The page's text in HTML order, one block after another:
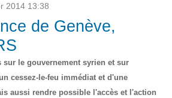
2014 13:38
de Genève,
sur le gouvernement syrien et sur
cessez-le-feu immédiat et d'une
aussi rendre possible l'accès et l'action